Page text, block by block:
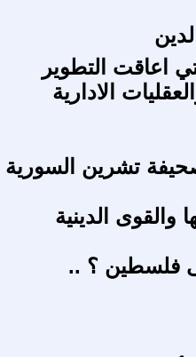
اعاقت التطوير
الادارية
تشرين السورية
والقوى الدينية
فلسطين ؟ ..